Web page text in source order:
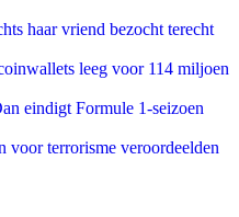
haar vriend bezocht terecht
leeg voor 114 miljoen
eindigt Formule 1-seizoen
voor terrorisme veroordeelden